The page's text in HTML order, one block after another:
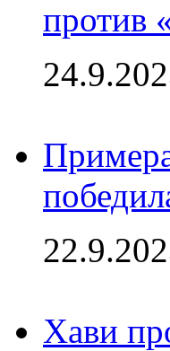
против
Хави